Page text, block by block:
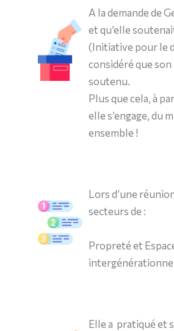
A la demande de
et qu’elle
(Initiative pour le
considéré que
soutenu.
Plus que cela, à
elle s’engage, du
ensemble !
Lors d’une
secteurs de :
Propreté et
Elle a pratiqué et